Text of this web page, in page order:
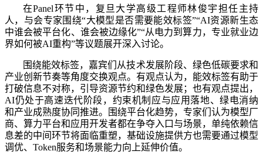
在Panel环节中，复旦大学高级工程师林俊宇担任主持
人，与会专家围绕“大模型是否需要能效标签”“AI资源新生态
中谁会被平台化、谁会被边缘化”“从电力到算力，专业就业边
界如何被AI重构”等议题展开深入讨论。
围绕能效标签，嘉宾们从技术发展阶段、绿色低碳要求和
产业创新节奏等角度交换观点。有观点认为，能效标签有助于
打破信息不对称，引导资源节约和绿色发展；也有观点提出，
AI仍处于高速迭代阶段，约束机制应与应用落地、绿电消纳
和产业成熟度协同推进。围绕平台化趋势，专家们认为模型厂
商、算力平台和应用开发者都在争夺入口与场景，单纯依赖信
息差的中间环节将面临重塑，基础设施提供方也需要通过模型
调优、Token服务和场景能力向上延伸价值。